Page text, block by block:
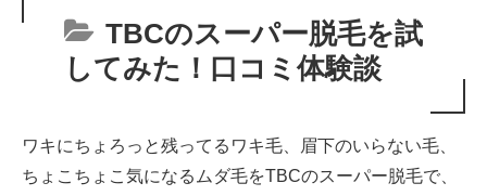
TBCのスーパー脱毛を試
してみた！口コミ体験談
ワキにちょろっと残ってるワキ毛、眉下のいらない毛、
ちょこちょこ気になるムダ毛をTBCのスーパー脱毛で、